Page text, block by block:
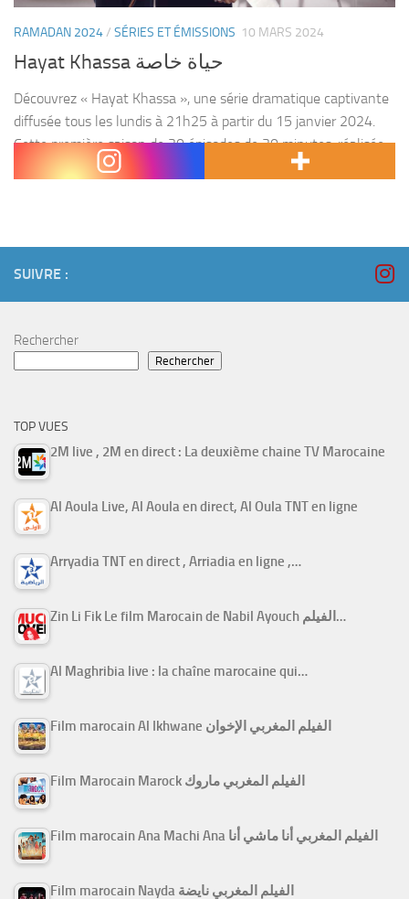
RAMADAN 2024/ SÉRIES ET ÉMISSIONS 10 MARS 2024
Hayat Khassa حياة خاصة
Découvrez « Hayat Khassa », une série dramatique captivante
diffusée tous les lundis à 21h25 à partir du 15 janvier 2024.
Cette première saison de 30 épisodes de 30 minutes, réalisée
par Mourad El Khaoudi, met...
SUIVRE :
Rechercher
Rechercher
TOP VUES
2M live , 2M en direct : La deuxième chaine TV Marocaine
Al Aoula Live, Al Aoula en direct, Al Oula TNT en ligne
Arryadia TNT en direct , Arriadia en ligne ,…
Zin Li Fik Le film Marocain de Nabil Ayouch الفيلم…
Al Maghribia live : la chaîne marocaine qui…
Film marocain Al Ikhwane الفيلم المغربي الإخوان
Film Marocain Marock الفيلم المغربي ماروك
Film marocain Ana Machi Ana الفيلم المغربي أنا ماشي أنا
Film marocain Nayda الفيلم المغربي نايضة